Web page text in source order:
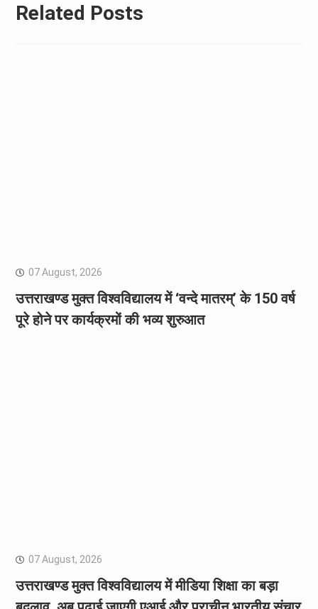
Related Posts
07 August, 2026
उत्तराखण्ड मुक्त विश्वविद्यालय में ‘वन्दे मातरम्’ के 150 वर्ष
पूरे होने पर कार्यक्रमों की भव्य शुरुआत
07 August, 2026
उत्तराखण्ड मुक्त विश्वविद्यालय में मीडिया शिक्षा का बड़ा